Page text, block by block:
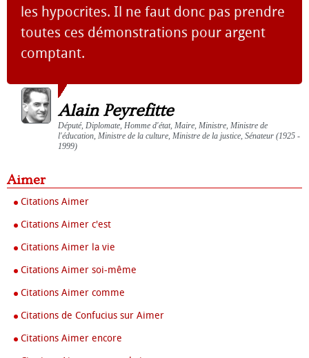
les hypocrites. Il ne faut donc pas prendre
toutes ces démonstrations pour argent
comptant.
Alain Peyrefitte
Député, Diplomate, Homme d'état, Maire, Ministre, Ministre de
l'éducation, Ministre de la culture, Ministre de la justice, Sénateur (1925 -
1999)
Aimer
Citations Aimer
Citations Aimer c'est
Citations Aimer la vie
Citations Aimer soi-même
Citations Aimer comme
Citations de Confucius sur Aimer
Citations Aimer encore